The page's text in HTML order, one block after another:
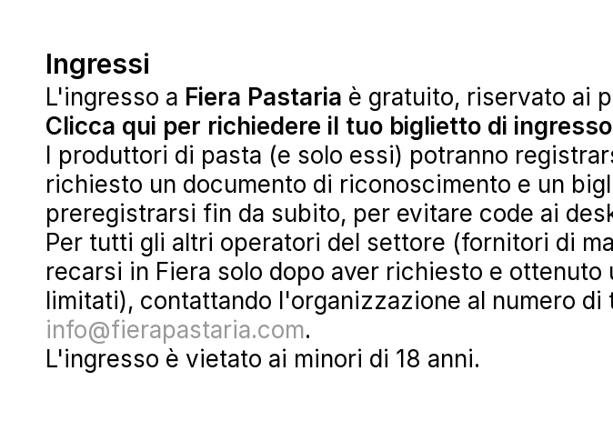
Ingressi
L'ingresso a Fiera Pastaria è gratuito, riservato ai
Clicca qui per richiedere il tuo biglietto di
I produttori di pasta (e solo essi) potranno
richiesto un documento di riconoscimento e un
preregistrarsi fin da subito, per evitare code ai
Per tutti gli altri operatori del settore (fornitori di
recarsi in Fiera solo dopo aver richiesto e
limitati), contattando l'organizzazione al numero
info@fierapastaria.com.
L'ingresso è vietato ai minori di 18 anni.